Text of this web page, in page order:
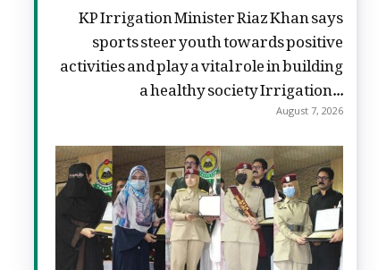
KP Irrigation Minister Riaz Khan says
sports steer youth towards positive
activities and play a vital role in building
a healthy society Irrigation...
August 7, 2026